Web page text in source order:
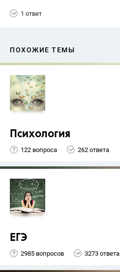
1 ответ
ПОХОЖИЕ ТЕМЫ
Психология
122 вопроса 262 ответа
ЕГЭ
2985 вопросов 3273 ответа